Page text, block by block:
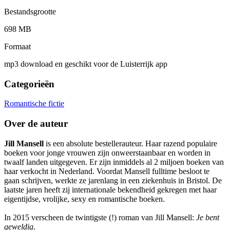
Bestandsgrootte
698 MB
Formaat
mp3 download en geschikt voor de Luisterrijk app
Categorieën
Romantische fictie
Over de auteur
Jill Mansell is een absolute bestellerauteur. Haar razend populaire
boeken voor jonge vrouwen zijn onweerstaanbaar en worden in
twaalf landen uitgegeven. Er zijn inmiddels al 2 miljoen boeken van
haar verkocht in Nederland. Voordat Mansell fulltime besloot te
gaan schrijven, werkte ze jarenlang in een ziekenhuis in Bristol. De
laatste jaren heeft zij internationale bekendheid gekregen met haar
eigentijdse, vrolijke, sexy en romantische boeken.
In 2015 verscheen de twintigste (!) roman van Jill Mansell: Je bent
geweldig.